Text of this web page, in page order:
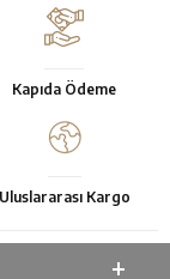
Kapıda Ödeme
Uluslararası Kargo